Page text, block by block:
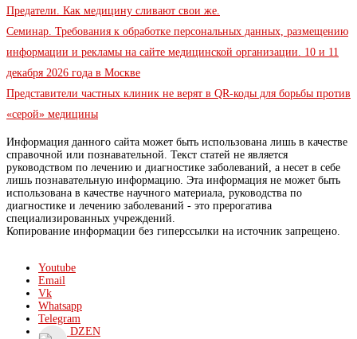
Предатели. Как медицину сливают свои же.
Семинар. Требования к обработке персональных данных, размещению
информации и рекламы на сайте медицинской организации. 10 и 11
декабря 2026 года в Москве
Представители частных клиник не верят в QR-коды для борьбы против
«серой» медицины
Информация данного сайта может быть использована лишь в качестве
справочной или познавательной. Текст статей не является
руководством по лечению и диагностике заболеваний, а несет в себе
лишь познавательную информацию. Эта информация не может быть
использована в качестве научного материала, руководства по
диагностике и лечению заболеваний - это прерогатива
специализированных учреждений.
Копирование информации без гиперссылки на источник запрещено.
Youtube
Email
Vk
Whatsapp
Telegram
DZEN